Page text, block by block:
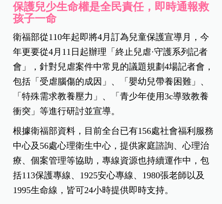
保護兒少生命權是全民責任，即時通報救
孩子一命
衛福部從110年起即將4月訂為兒童保護宣導月，今
年更要從4月11日起辦理「終止兒虐·守護系列記者
會」，針對兒虐案件中常見的議題規劃4場記者會，
包括「受虐腦傷的成因」、「嬰幼兒帶養困難」、
「特殊需求教養壓力」、「青少年使用3c導致教養
衝突」等進行研討並宣導。
根據衛福部資料，目前全台已有156處社會福利服務
中心及56處心理衛生中心，提供家庭諮詢、心理治
療、個案管理等協助，專線資源也持續運作中，包
括113保護專線、1925安心專線、1980張老師以及
1995生命線，皆可24小時提供即時支持。